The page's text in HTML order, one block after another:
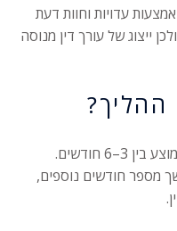
עדויות וחוות דעת
ייצוג של עורך דין מנוסה
חודשים.
מספר חודשים נוספים,